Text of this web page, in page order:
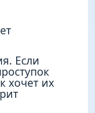
Если
хочет их